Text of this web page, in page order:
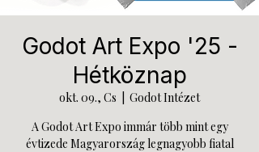
Godot Art Expo '25 -
Hétköznap
okt. 09., Cs
Godot Intézet
A Godot Art Expo immár több mint egy
évtizede Magyarország legnagyobb fiatal